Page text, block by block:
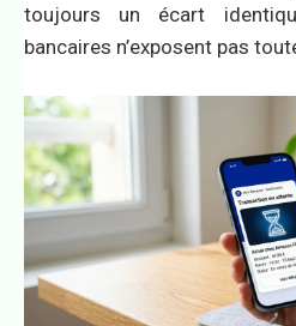
toujours un écart
bancaires n’exposent pas